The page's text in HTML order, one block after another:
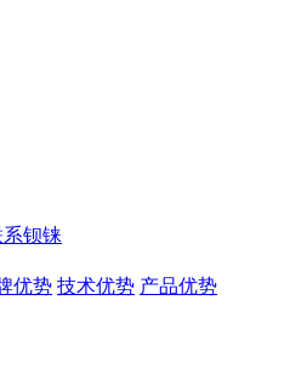
钡铼
优势 技术优势 产品优势